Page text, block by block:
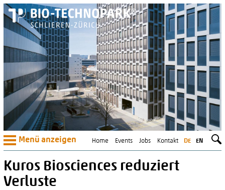
Menü anzeigen DE EN
Home Events Jobs Kontakt
Kuros Biosciences reduziert
Verluste